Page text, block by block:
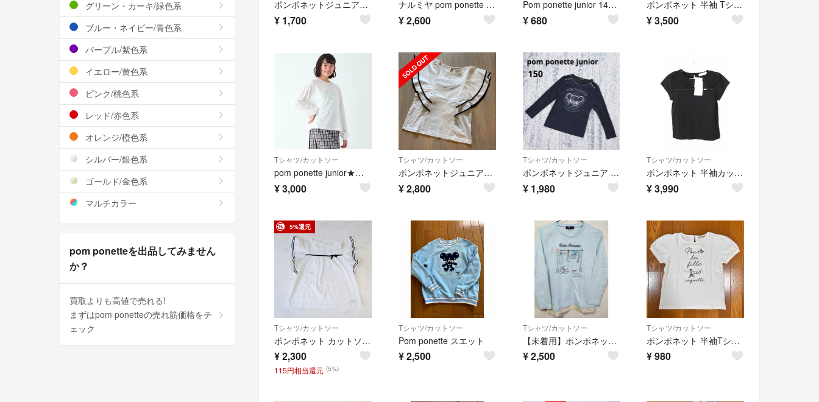
ポンポネットジュニア M 150 半袖 トップス 半袖Tシャツ
¥ 1,700
ナルミヤ pom ponette Tシャツ 平成レトロ 160cm
¥2,600
Pom ponette junior 140 ハイネック 長袖 ボーダー
¥680
ポンポネット 半袖 Tシャツ 170cm 女の子 マリン エッフェル塔 白
¥3,500
Tシャツ/カットソー
pom ponette junior★長袖Tシャツ★160ホワイト
¥3,000
Tシャツ/カットソー
ポンポネットジュニア L 160 半袖 トップス
¥2,800
Tシャツ/カットソー
ポンポネットジュニア 長袖 カットソー 150 紺 くま柄 スパンコール 綿
¥ 1,980
Tシャツ/カットソー
ポンポネット 半袖カットソー 120-130cm キッズ 女児 黒【新品 未使用品】【新入荷!】★
¥3,990
5%還元
Tシャツ/カットソー
ポンポネット カットソー フリル 半袖 リボン Tシャツ ホワイト L 160
¥2,300
115円相当還元 (5%)
Tシャツ/カットソー
Pom ponette スエット
¥2,500
Tシャツ/カットソー
【未着用】ポンポネット 長袖 Tシャツ カットソー 150 ナルミヤ
¥2,500
Tシャツ/カットソー
ポンポネット 半袖Tシャツ キッズ150cm
¥980
グリーン・カーキ/緑色系
ブルー・ネイビー/青色系
パープル/紫色系
イエロー/黄色系
ピンク/桃色系
レッド/赤色系
オレンジ/橙色系
シルバー/銀色系
ゴールド/金色系
マルチカラー
pom ponetteを出品してみません
か？
買取よりも高値で売れる!
まずはpom ponetteの売れ筋価格をチ
ェック